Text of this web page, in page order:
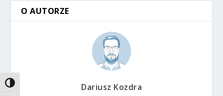
TOGGLE HIGH CONTRAST
O AUTORZE
Dariusz Kozdra